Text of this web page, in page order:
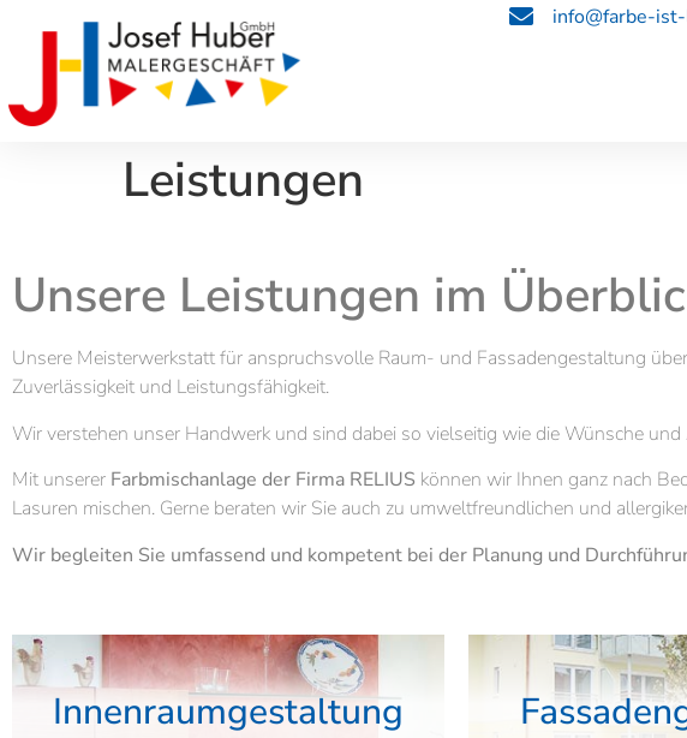
info@farbe-
Leistungen
Unsere Leistungen im
Unsere Meisterwerkstatt für anspruchsvolle Raum- und Fassadengestaltung
Zuverlässigkeit und Leistungsfähigkeit.
Wir verstehen unser Handwerk und sind dabei so vielseitig wie die Wünsche
Mit unserer Farbmischanlage der Firma RELIUS können wir Ihnen ganz nach
Lasuren mischen. Gerne beraten wir Sie auch zu umweltfreundlichen und
Wir begleiten Sie umfassend und kompetent bei der Planung und
Innenraumgestaltung